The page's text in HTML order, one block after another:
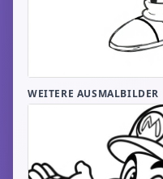
WEITERE AUSMALBILDER